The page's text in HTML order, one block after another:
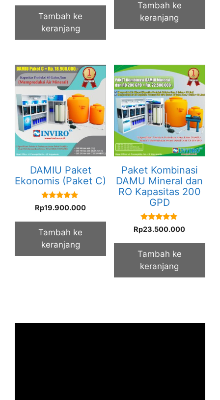
Tambah ke
keranjang
Tambah ke
keranjang
DAMIU Paket
Ekonomis (Paket C)
5.00
out of 5
Rp19.900.000
Tambah ke
keranjang
Paket Kombinasi
DAMU Mineral dan
RO Kapasitas 200
GPD
5.00
out of 5
Rp23.500.000
Tambah ke
keranjang